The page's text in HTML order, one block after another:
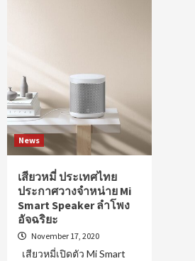
News
เสียวหมี่ ประเทศไทย
ประกาศวางจำหน่าย Mi
Smart Speaker ลำโพง
อัจฉริยะ
November 17, 2020
เสียวหมี่เปิดตัว Mi Smart